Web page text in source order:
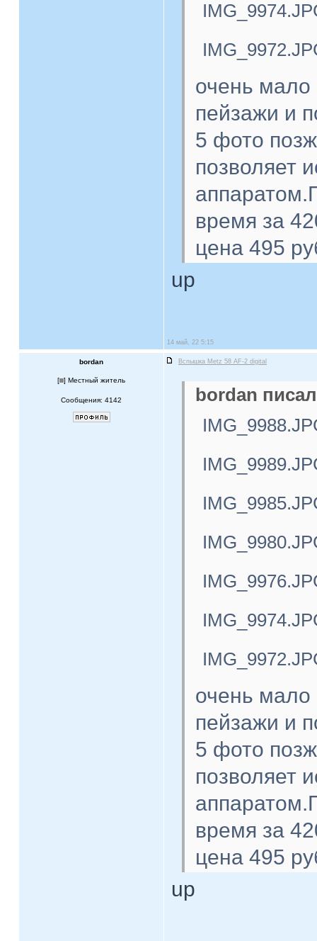
очень мало
пейзажи и
5 фото
позволяет
время за
цена 495
up
14 май, 22 5:15
bordan Вспышка Metz 58 AF-2 digital
[ ] Местный житель
Сообщения: 4142
bordan
очень мало
пейзажи и
5 фото
позволяет
время за
цена 495
up